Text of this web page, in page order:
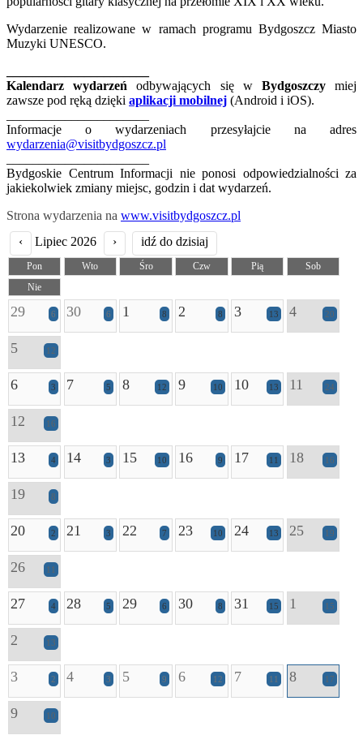
Wydarzenie realizowane w ramach programu Bydgoszcz Miasto
Muzyki UNESCO.
Kalendarz wydarzeń odbywających się w Bydgoszczymiej
zawsze pod ręką dzięki aplikacji mobilnej (Android i iOS).
Informacje o wydarzeniach przesyłajcie na adres
wydarzenia@visitbydgoszcz.pl
Bydgoskie Centrum Informacji nie ponosi odpowiedzialności za
jakiekolwiek zmiany miejsc, godzin i dat wydarzeń.
Strona wydarzenia na www.visitbydgoszcz.pl
‹
Lipiec 2026 › idź do dzisiaj
Pon Wto Śro Czw Pią
Sob
Nie
29 6 30 6 1 8 2 8 3 13 4 20
5 12
6 3 7 5 8 12 9 10 10 13 11 24
12 16
13 4 14 3 15 10 16 9 17 11 18 16
19 8
20 2 21 3 22 7 23 10 24 13 25 19
26 11
27 4 28 5 29 6 30 8 31 15 1 15
2 13
3 2 4 3 5 9 6 12 7 11 8 17
9 10